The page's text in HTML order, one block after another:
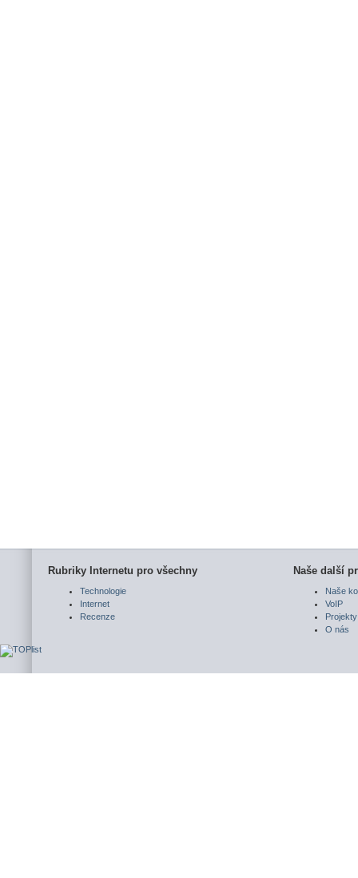
Rubriky Internetu pro všechny
Technologie
Internet
Recenze
Naše další
Naše
VoIP
Projekty
O nás